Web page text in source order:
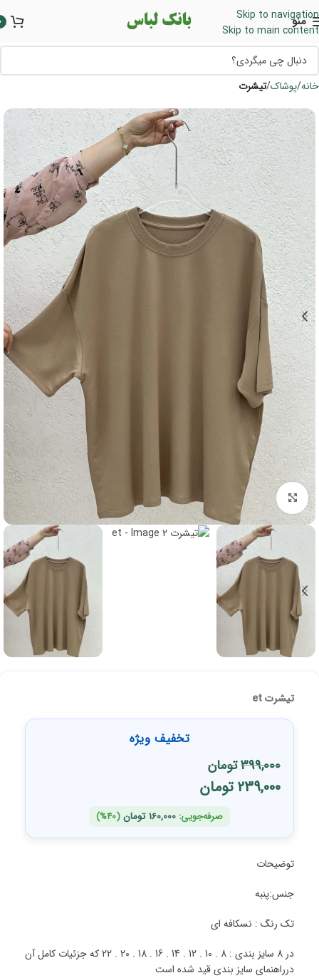
Skip to navigation
Skip to main content
منو
خانه پوشاک تیشرت
برای بزرگنمایی کلیک کنید
تیشرت et
تخفیف ویژه
399,000تومان
239,000تومان
صرفه‌جویی: 160,000 تومان(40%)
توضیحات
جنس:پنبه
تک رنگ : نسکافه ای
در 8 سایز بندی : 8 . 10 . 12 . 14 . 16 . 18 . 20 . 22 که جزئیات کامل آن
درراهنمای سایز بندی قید شده است